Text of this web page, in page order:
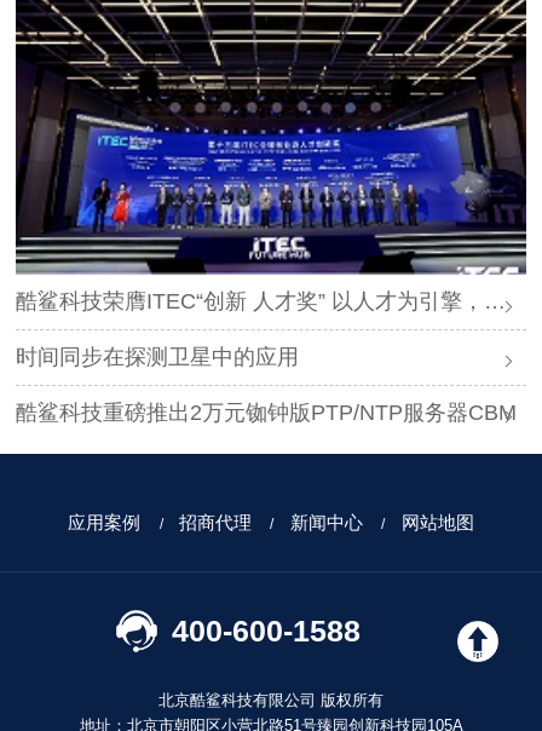
酷鲨科技荣膺ITEC“创新 人才奖” 以人才为引擎，时空为基石，驱动智能未来
时间同步在探测卫星中的应用
酷鲨科技重磅推出2万元铷钟版PTP/NTP服务器CBM
应用案例 招商代理 新闻中心 网站地图
400-600-1588
北京酷鲨科技有限公司 版权所有
地址：北京市朝阳区小营北路51号臻园创新科技园105A